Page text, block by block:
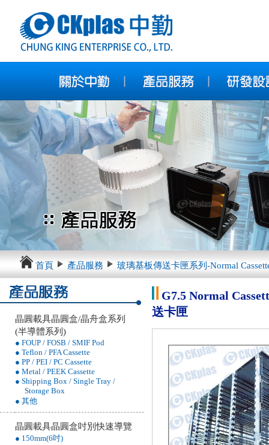
首頁 產品服務 玻璃基板傳送卡匣系列-Normal
晶圓載具晶圓盒/晶舟盒系列
(半導體系列)
● FOUP / FOSB / SMIF Pod
● Teflon / PFA Cassette
● PP / PEI / PC Cassette
● Metal / PEEK Cassette
● Shipping Box / Single Tray /
Storage Box
● 其他
晶圓載具晶圓盒吋別快速導覽
● 150mm(6吋)
G7.5 Normal
送卡匣